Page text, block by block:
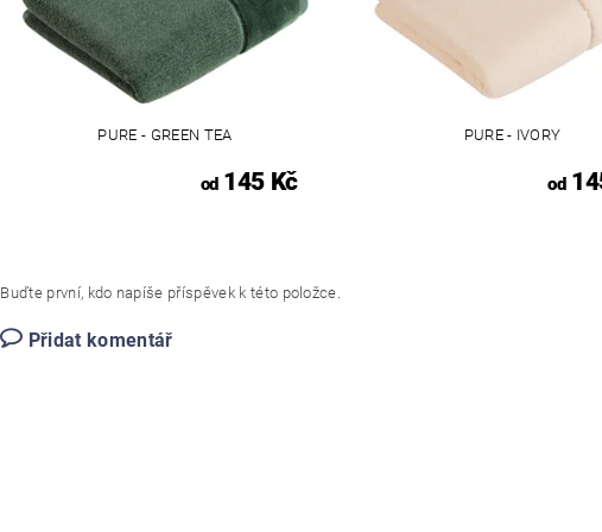
PURE - GREEN TEA
od145 Kč
PURE - IVORY
od
Buďte první, kdo napíše příspěvek k této položce.
Přidat komentář